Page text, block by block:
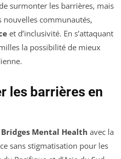
surmonter les barrières, mais
nouvelles communautés,
et d’inclusivité. En s’attaquant
la possibilité de mieux
les barrières en
Bridges Mental Health avec la
sans stigmatisation pour les